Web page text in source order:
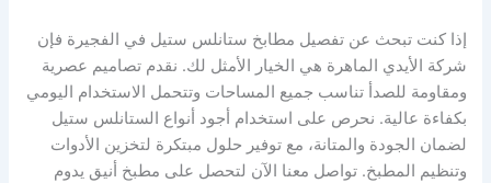
إذا كنت تبحث عن تفصيل مطابخ ستانلس ستيل في الفجيرة فإن
شركة الأيدي الماهرة هي الخيار الأمثل لك. نقدم تصاميم عصرية
ومقاومة للصدأ تناسب جميع المساحات وتتحمل الاستخدام اليومي
بكفاءة عالية. نحرص على استخدام أجود أنواع الستانلس ستيل
لضمان الجودة والمتانة، مع توفير حلول مبتكرة لتخزين الأدوات
وتنظيم المطبخ. تواصل معنا الآن لتحصل على مطبخ أنيق يدوم